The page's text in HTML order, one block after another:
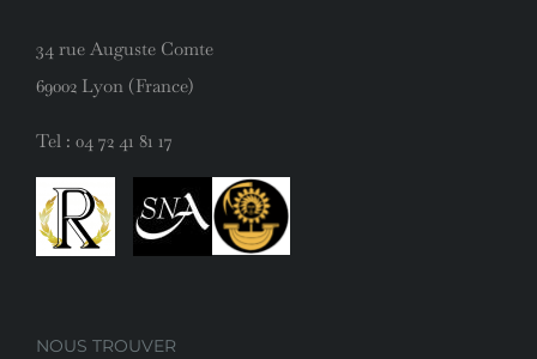
34 rue Auguste Comte
69002 Lyon (France)
Tel : 04 72 41 81 17
NOUS TROUVER